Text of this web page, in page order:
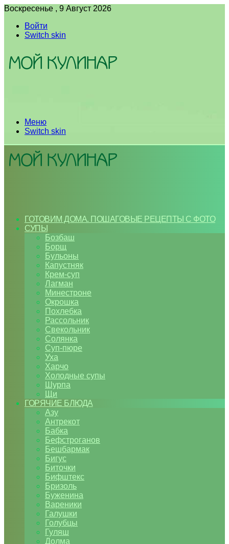
Воскресенье , 9 Август 2026
Войти
Switch skin
Меню
Switch skin
ГОТОВИМ ДОМА. ПОШАГОВЫЕ РЕЦЕПТЫ С ФОТО
СУПЫ
Бозбаш
Борщ
Бульоны
Капустняк
Крем-суп
Лагман
Минестроне
Окрошка
Похлебка
Рассольник
Свекольник
Солянка
Суп-пюре
Уха
Харчо
Холодные супы
Шурпа
Щи
ГОРЯЧИЕ БЛЮДА
Азу
Антрекот
Бабка
Бефстроганов
Бешбармак
Бигус
Биточки
Бифштекс
Бризоль
Буженина
Вареники
Галушки
Голубцы
Гуляш
Долма